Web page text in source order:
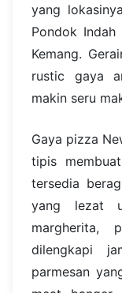
yang
Pondok
Kemang.
rustic gaya
makin seru
Gaya pizza
tipis
tersedia
yang lezat
margherita,
dilengkapi
parmesan